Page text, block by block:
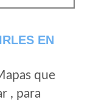
EN
que
, para